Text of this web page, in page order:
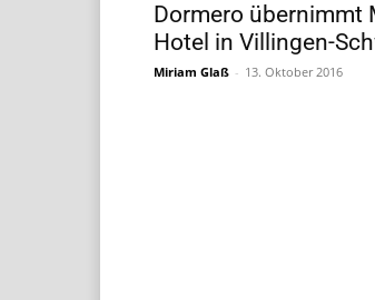
Dormero übernimmt
Hotel in Villingen-
Miriam Glaß - 13. Oktober 2016